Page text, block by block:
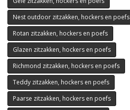
Nest outdoor zitzakken, hockers en poefs
Rotan zitzakken, hockers en poefs
Glazen zitzakken, hockers en poefs
Richmond zitzakken, hockers en poefs
Teddy zitzakken, hockers en poefs
Paarse zitzakken, hockers en poefs